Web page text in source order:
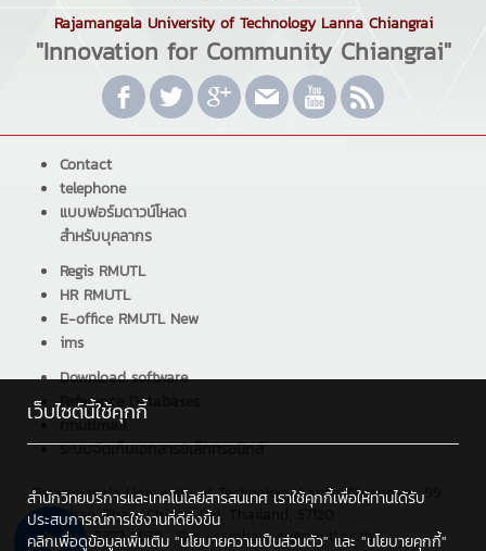
Rajamangala University of Technology Lanna Chiangrai
"Innovation for Community Chiangrai"
Contact
telephone
แบบฟอร์มดาวน์โหลด
สำหรับบุคลากร
Regis RMUTL
HR RMUTL
E-office RMUTL New
ims
Download software
Reference Databases
rmutlmail
ระบบจัดเก็บเอกสารอิเล็กทรอนิกส์
Rajamangala University of Technology Lanna Chiangrai : 99
Sai Khao, Phan, Chiang Rai, Thailand, 57120
Tel : +66 5372 3979 , Fax : saraban_cr@rmutl.ac.th
เว็บไซต์นี้ใช้คุกกี้
สำนักวิทยบริการและเทคโนโลยีสารสนเทศ เราใช้คุกกี้เพื่อให้ท่านได้รับ
ประสบการณ์การใช้งานที่ดียิ่งขึ้น
คลิกเพื่อดูข้อมูลเพิ่มเติม "นโยบายความเป็นส่วนตัว" และ "นโยบายคุกกี้"